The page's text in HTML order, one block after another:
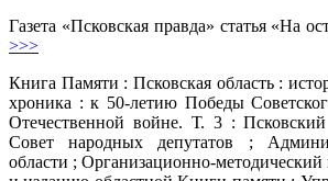
Газета «Псковская правда» статья «На
>>>
Книга Памяти : Псковская область :
хроника : к 50-летию Победы
Отечественной войне. Т. 3 :
Совет народных депутатов ;
области ; Организационно-методический